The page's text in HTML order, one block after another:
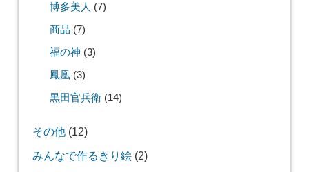
博多美人 (7)
商品 (7)
福の神 (3)
鳳凰(3)
黒田官兵衛(14)
その他(12)
みんなで作るきり絵(2)